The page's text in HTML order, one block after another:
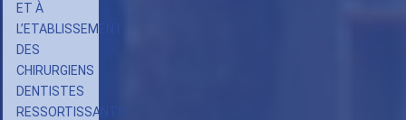
ET À
L’ETABLISSEMENT
DES
CHIRURGIENS
DENTISTES
RESSORTISSANTS